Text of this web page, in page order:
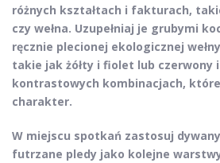
różnych kształtach i fakturach,
czy wełna. Uzupełniaj je grubymi
ręcznie plecionej ekologicznej
takie jak żółty i fiolet lub czerwony
kontrastowych kombinacjach,
charakter.
W miejscu spotkań zastosuj
futrzane pledy jako kolejne